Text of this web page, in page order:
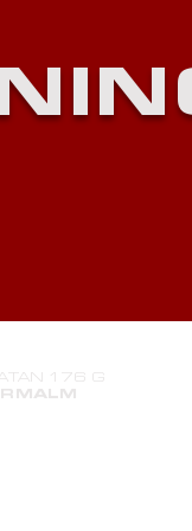
176 G